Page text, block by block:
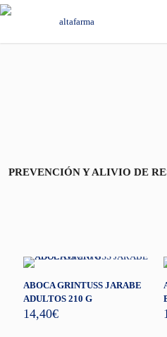
PREVENCIÓN Y ALIVIO DE
ABOCA GRINTUSS JARABE
ADULTOS 210 G
14,40€